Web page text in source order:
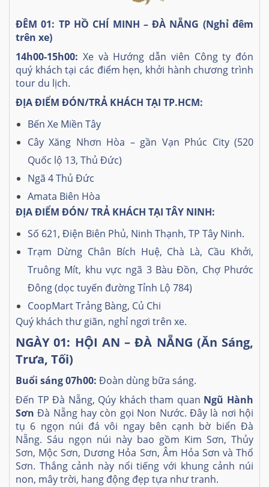
ĐÊM 01: TP HỒ CHÍ MINH – ĐÀ NẴNG (Nghỉ đêm
trên xe)
14h00-15h00: Xe và Hướng dẫn viên Công ty đón
quý khách tại các điểm hẹn, khởi hành chương trình
tour du lịch.
ĐỊA ĐIỂM ĐÓN/TRẢ KHÁCH TẠI TP.HCM:
Bến Xe Miền Tây
Cây Xăng Nhơn Hòa – gần Vạn Phúc City (520
Quốc lộ 13, Thủ Đức)
Ngã 4 Thủ Đức
Amata Biên Hòa
ĐỊA ĐIỂM ĐÓN/ TRẢ KHÁCH TẠI TÂY NINH:
Số 621, Điện Biên Phủ, Ninh Thạnh, TP Tây Ninh.
Trạm Dừng Chân Bích Huệ, Chà Là, Cầu Khởi,
Truông Mít, khu vực ngã 3 Bàu Đồn, Chợ Phước
Đông (dọc tuyến đường Tỉnh Lộ 784)
CoopMart Trảng Bàng, Củ Chi
Quý khách thư giãn, nghỉ ngơi trên xe.
NGÀY 01: HỘI AN – ĐÀ NẴNG (Ăn Sáng,
Trưa, Tối)
Buổi sáng 07h00: Đoàn dùng bữa sáng.
Đến TP Đà Nẵng, Qúy khách tham quan Ngũ Hành
Sơn Đà Nẵng hay còn gọi Non Nước. Đây là nơi hội
tụ 6 ngọn núi đá vôi ngay bên cạnh bờ biển Đà
Nẵng. Sáu ngọn núi này bao gồm Kim Sơn, Thủy
Sơn, Mộc Sơn, Dương Hỏa Sơn, Âm Hỏa Sơn và Thổ
Sơn. Thắng cảnh này nổi tiếng với khung cảnh núi
non, mây trời, hang động đẹp tựa như tranh.